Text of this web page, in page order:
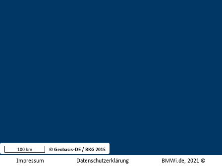
Impressum Datenschutzerklärung BMWi.de, 2021 ©
100 km © Geobasis-DE / BKG 2015